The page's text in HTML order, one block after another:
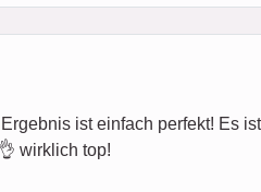
ist einfach perfekt! Es
wirklich top!